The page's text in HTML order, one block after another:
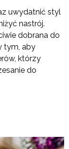
uwydatnić styl
nastrój.
dobrana do
tym, aby
którzy
do